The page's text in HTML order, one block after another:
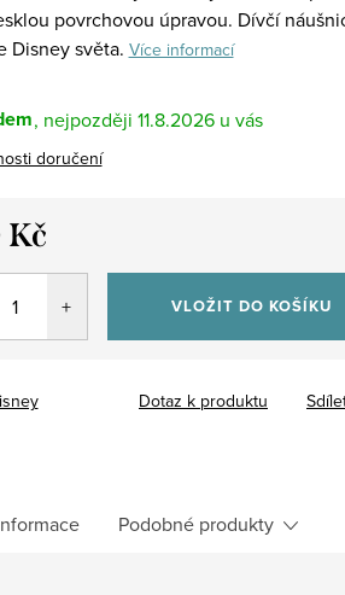
povrchovou úpravou. Dívčí
Disney světa. Více informací
11.8.2026
doručení
Kč
VLOŽIT DO KOŠÍKU
Dotaz k produktu
Podobné produkty